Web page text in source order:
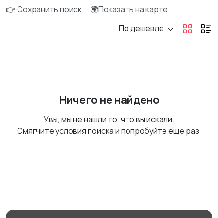
👉 Сохранить поиск
🌍Показать на карте
По дешевле
Ничего не найдено
Увы, мы не нашли то, что вы искали.
Смягчите условия поиска и попробуйте еще раз.